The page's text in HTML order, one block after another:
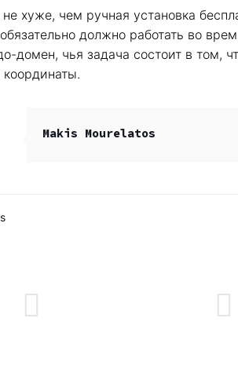
не хуже, чем ручная установка
должно работать во
домен, чья задача состоит в том,
координаты.
Makis Mourelatos